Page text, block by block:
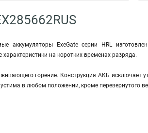
аккумуляторы ExeGate серии HRL
на коротких временах разряда.
горение. Конструкция АКБ исключает
в любом положении, кроме перевернутого